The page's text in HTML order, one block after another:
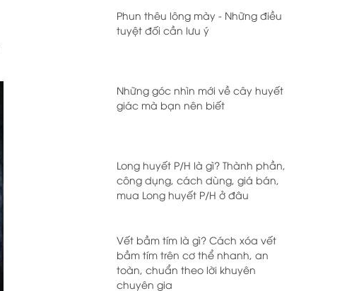
Phun thêu lông mày - Những điều
tuyệt đối cần lưu ý
Những góc nhìn mới về cây huyết
giác mà bạn nên biết
Long huyết P/H là gì? Thành phần,
công dụng, cách dùng, giá bán,
mua Long huyết P/H ở đâu
Vết bầm tím là gì? Cách xóa vết
bầm tím trên cơ thể nhanh, an
toàn, chuẩn theo lời khuyên
chuyên gia